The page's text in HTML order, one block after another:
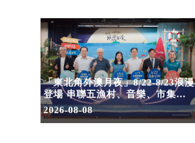
「東北角外澳月夜」8/22-8/23浪漫
登場 串聯五漁村、音樂、市集、
火舞與慢旅共度夏夜
2026-08-08